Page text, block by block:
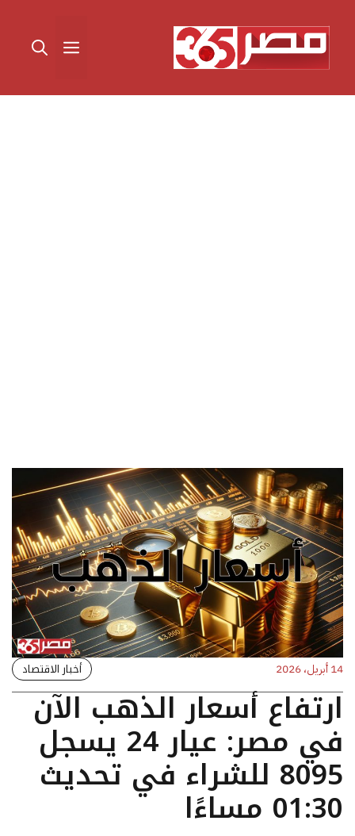
المحتوى القائمة
14 أبريل، 2026 أخبار الاقتصاد
ارتفاع أسعار الذهب الآن
في مصر: عيار 24 يسجل
8095 للشراء في تحديث
01:30 مساءًا